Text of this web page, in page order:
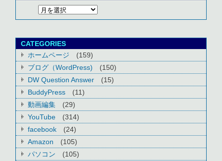
CATEGORIES
ホームページ
(159)
ブログ（WordPress)
(150)
DW Question Answer
(15)
BuddyPress
(11)
動画編集
(29)
YouTube
(314)
facebook
(24)
Amazon
(105)
パソコン
(105)